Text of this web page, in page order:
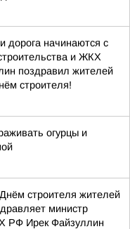
начинаются с
и ЖКХ
поздравил жителей
строителя!
огурцы и
строителя жителей
министр
РФ Ирек Файзуллин